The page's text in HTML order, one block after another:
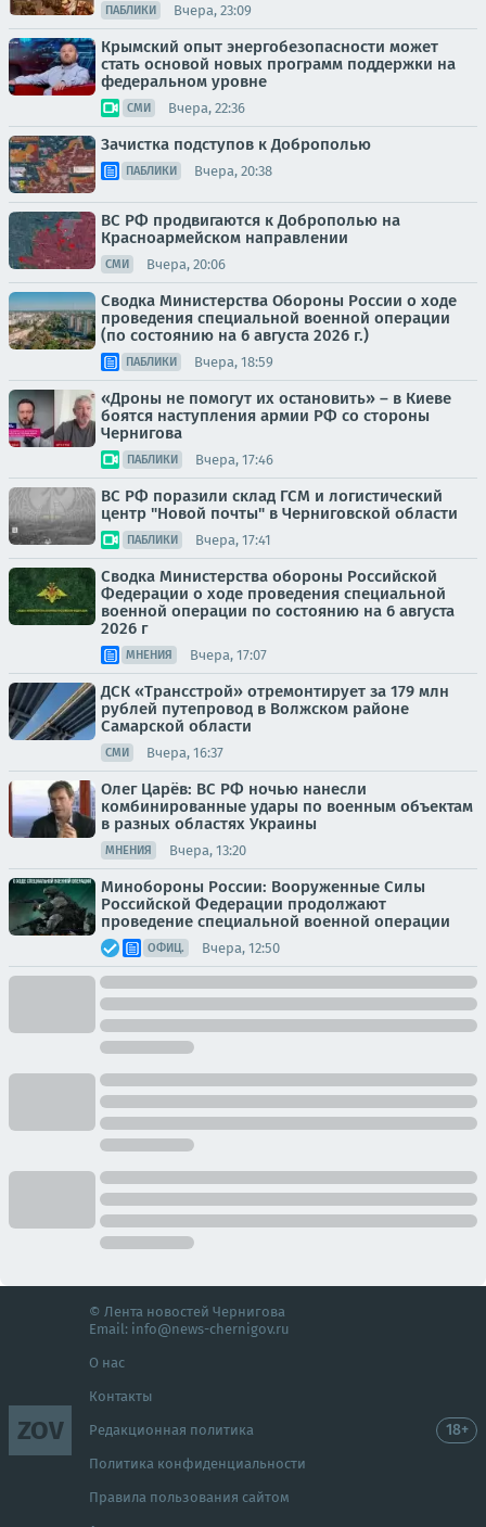
ПАБЛИКИ Вчера, 23:09
Крымский опыт энергобезопасности может
стать основой новых программ поддержки на
федеральном уровне
СМИ Вчера, 22:36
Зачистка подступов к Доброполью
ПАБЛИКИ Вчера, 20:38
ВС РФ продвигаются к Доброполью на
Красноармейском направлении
СМИ Вчера, 20:06
Сводка Министерства Обороны России о ходе
проведения специальной военной операции
(по состоянию на 6 августа 2026 г.)
ПАБЛИКИ Вчера, 18:59
«Дроны не помогут их остановить» – в Киеве
боятся наступления армии РФ со стороны
Чернигова
ПАБЛИКИ Вчера, 17:46
ВС РФ поразили склад ГСМ и логистический
центр "Новой почты" в Черниговской области
ПАБЛИКИ Вчера, 17:41
Сводка Министерства обороны Российской
Федерации о ходе проведения специальной
военной операции по состоянию на 6 августа
2026 г
МНЕНИЯ Вчера, 17:07
ДСК «Трансстрой» отремонтирует за 179 млн
рублей путепровод в Волжском районе
Самарской области
СМИ Вчера, 16:37
Олег Царёв: ВС РФ ночью нанесли
комбинированные удары по военным объектам
в разных областях Украины
МНЕНИЯ Вчера, 13:20
Минобороны России: Вооруженные Силы
Российской Федерации продолжают
проведение специальной военной операции
ОФИЦ. Вчера, 12:50
ZOV
© Лента новостей Чернигова
Email: info@news-chernigov.ru
О нас
Контакты
Редакционная политика
Политика конфиденциальности
Правила пользования сайтом
18+